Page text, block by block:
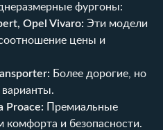
фургоны:
Opel Vivaro: Эти модели
цены и
Более дорогие, но
Proace: Премиальные
и безопасности.